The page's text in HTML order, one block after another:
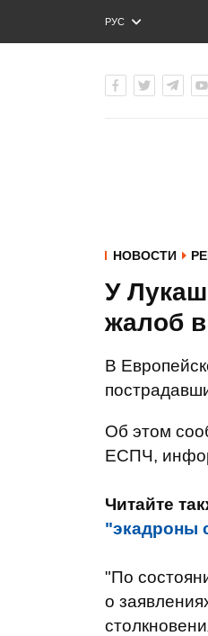
РУС
ENG
НОВОСТИ
У Лукаш
жалоб
В
Об этом
ЕСПЧ,
Читайте
"экадроны
"По
о